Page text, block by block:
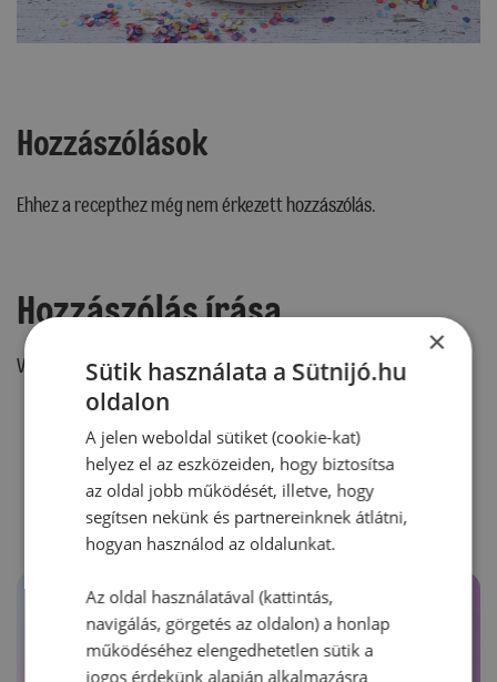
Hozzászólások
Ehhez a recepthez még nem érkezett hozzászólás.
Hozzászólás írása
Vélemény írásához, kérjük,jelentkezz be!
RECEPTAJÁNLÓ
×
Sütik használata a Sütnijó.hu
oldalon
A jelen weboldal sütiket (cookie-kat)
helyez el az eszközeiden, hogy biztosítsa
az oldal jobb működését, illetve, hogy
segítsen nekünk és partnereinknek átlátni,
hogyan használod az oldalunkat.
Az oldal használatával (kattintás,
navigálás, görgetés az oldalon) a honlap
működéséhez elengedhetetlen sütik a
jogos érdekünk alapján alkalmazásra